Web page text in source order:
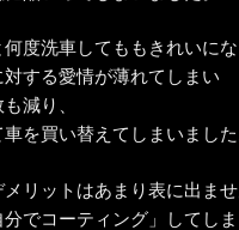
度洗車してももきれいにな
する愛情が薄れてしまい
減り、
を買い替えてしまいました
リットはあまり表に出ませ
でコーティング」してし